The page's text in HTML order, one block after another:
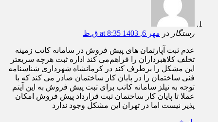
رستگار در مهر 6, 1403 at 8:35 ق.ظ
عدم‌ ثبت آپارتمان های پیش فروش در سامانه کاتب زمینه
تخلف کلاهبرداران را فراهم‌می کند اداره ثبت هرچه سریعتر
این مشکل را برطرف کند در کرمانشاه شهرداری شناسنامه
فنی ساختمان را در پایان کار ساختمان صادر می کند که با
توجه به نیلز سامانه کاتب برای ثبت پیش فروش به این آیتم
عملا تا پایان کار ساختمان ثبت قرارداد پیش فروش امکان
پذیر نیست اما در تهران این مشکل وجود ندارد